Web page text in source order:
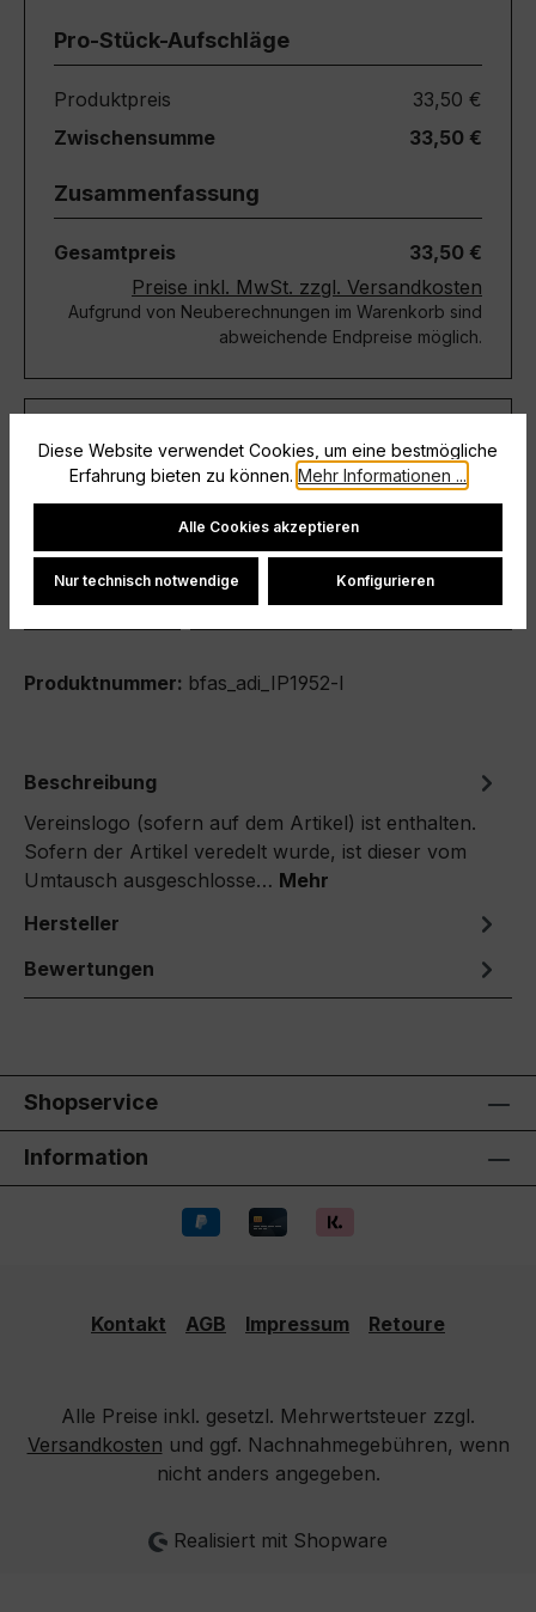
Pro-Stück-Aufschläge
Produktpreis
33,50 €
Zwischensumme
33,50 €
Zusammenfassung
Gesamtpreis
33,50 €
Preise inkl. MwSt. zzgl. Versandkosten
Aufgrund von Neuberechnungen im Warenkorb sind
abweichende Endpreise möglich.
Teile diese Konfiguration
Einmal-Link Teilen
Produkt Anzahl: Gib denIn den Warenkorb
Produktnummer: bfas_adi_IP1952-l
Beschreibung
Vereinslogo (sofern auf dem Artikel) ist enthalten.
Sofern der Artikel veredelt wurde, ist dieser vom
Umtausch ausgeschlosse… Mehr
Hersteller
Bewertungen
Shopservice
Information
Kontakt AGB Impressum Retoure
Alle Preise inkl. gesetzl. Mehrwertsteuer zzgl.
Versandkosten und ggf. Nachnahmegebühren, wenn
nicht anders angegeben.
Realisiert mit Shopware
Diese Website verwendet Cookies, um eine bestmögliche
Erfahrung bieten zu können. Mehr Informationen ...
Cookie-Einstellungen
Alle Cookies akzeptieren
Nur technisch notwendige Konfigurieren